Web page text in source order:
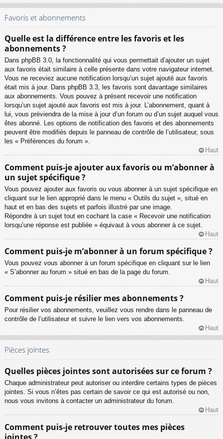
Favoris et abonnements
Quelle est la différence entre les favoris et les
abonnements ?
Dans phpBB 3.0, la fonctionnalité qui vous permettait d’ajouter un sujet
aux favoris était similaire à celle présente dans votre navigateur internet.
Vous ne receviez aucune notification lorsqu’un sujet ajouté aux favoris
était mis à jour. Dans phpBB 3.3, les favoris sont davantage similaires
aux abonnements. Vous pouvez à présent recevoir une notification
lorsqu’un sujet ajouté aux favoris est mis à jour. L’abonnement, quant à
lui, vous préviendra de la mise à jour d’un forum ou d’un sujet auquel vous
êtes abonné. Les options de notification des favoris et des abonnements
peuvent être modifiés depuis le panneau de contrôle de l’utilisateur, sous
les « Préférences du forum ».
Haut
Comment puis-je ajouter aux favoris ou m’abonner à
un sujet spécifique ?
Vous pouvez ajouter aux favoris ou vous abonner à un sujet spécifique en
cliquant sur le lien approprié dans le menu « Outils du sujet », situé en
haut et en bas des sujets et parfois illustré par une image.
Répondre à un sujet tout en cochant la case « Recevoir une notification
lorsqu’une réponse est publiée » équivaut à vous abonner à ce sujet.
Haut
Comment puis-je m’abonner à un forum spécifique ?
Vous pouvez vous abonner à un forum spécifique en cliquant sur le lien
« S’abonner au forum » situé en bas de la page du forum.
Haut
Comment puis-je résilier mes abonnements ?
Pour résilier vos abonnements, veuillez vous rendre dans le panneau de
contrôle de l’utilisateur et suivre le lien vers vos abonnements.
Haut
Pièces jointes
Quelles pièces jointes sont autorisées sur ce forum ?
Chaque administrateur peut autoriser ou interdire certains types de pièces
jointes. Si vous n’êtes pas certain de savoir ce qui est autorisé ou non,
nous vous invitons à contacter un administrateur du forum.
Haut
Comment puis-je retrouver toutes mes pièces